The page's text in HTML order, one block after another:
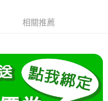
遇審核未通過，訂單將自動取
達大哥付你分期系統評分，恕無
期」於每月結算日後寄送繳費提
條碼／台灣大直營門市／銀行轉
費。
需儲值。
，將跳轉至「AFTEE先享後付」
即可完成結帳。
訊。
簡訊中的連結，可透過四大超商／
務，可於會員專區綁定中華電信
費
相關推薦